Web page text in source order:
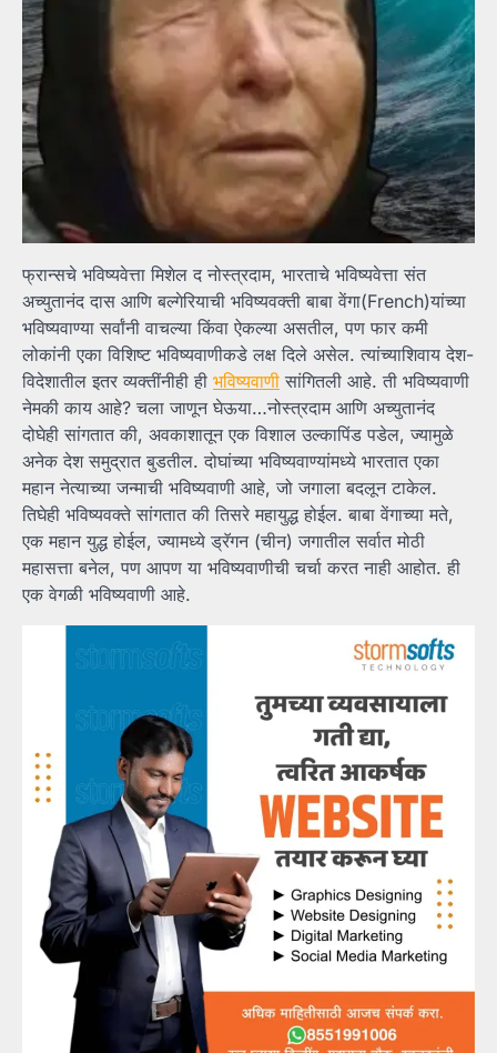
फ्रान्सचे भविष्यवेत्ता मिशेल द नोस्त्रदाम, भारताचे भविष्यवेत्ता संत
अच्युतानंद दास आणि बल्गेरियाची भविष्यवक्ती बाबा वेंगा(French)यांच्या
भविष्यवाण्या सर्वांनी वाचल्या किंवा ऐकल्या असतील, पण फार कमी
लोकांनी एका विशिष्ट भविष्यवाणीकडे लक्ष दिले असेल. त्यांच्याशिवाय देश-
विदेशातील इतर व्यक्तींनीही ही भविष्यवाणी सांगितली आहे. ती भविष्यवाणी
नेमकी काय आहे? चला जाणून घेऊया…नोस्त्रदाम आणि अच्युतानंद
दोघेही सांगतात की, अवकाशातून एक विशाल उल्कापिंड पडेल, ज्यामुळे
अनेक देश समुद्रात बुडतील. दोघांच्या भविष्यवाण्यांमध्ये भारतात एका
महान नेत्याच्या जन्माची भविष्यवाणी आहे, जो जगाला बदलून टाकेल.
तिघेही भविष्यवक्ते सांगतात की तिसरे महायुद्ध होईल. बाबा वेंगाच्या मते,
एक महान युद्ध होईल, ज्यामध्ये ड्रॅगन (चीन) जगातील सर्वात मोठी
महासत्ता बनेल, पण आपण या भविष्यवाणीची चर्चा करत नाही आहोत. ही
एक वेगळी भविष्यवाणी आहे.